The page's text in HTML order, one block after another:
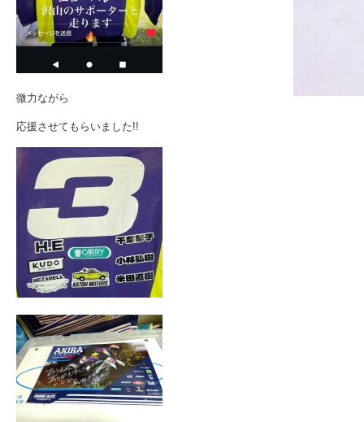
微力ながら
応援させてもらいました!!